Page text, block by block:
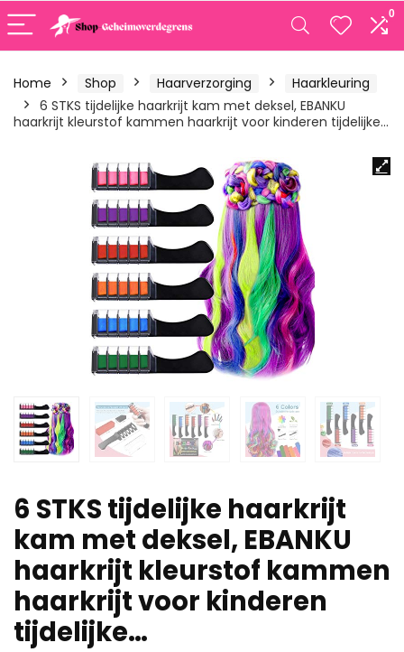
0
Home Shop Haarverzorging
Haarkleuring
6 STKS tijdelijke haarkrijt kam met deksel, EBANKU
haarkrijt kleurstof kammen haarkrijt voor kinderen tijdelijke…
6 STKS tijdelijke haarkrijt
kam met deksel, EBANKU
haarkrijt kleurstof kammen
haarkrijt voor kinderen
tijdelijke…